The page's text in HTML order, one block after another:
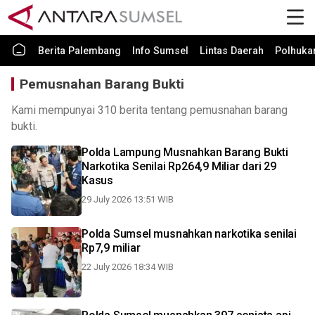
Berita Palembang Info Sumsel Lintas Daerah
Pemusnahan Barang Bukti
Kami mempunyai 310 berita tentang pemusnahan barang
bukti.
Polda Lampung Musnahkan Barang Bukti
Narkotika Senilai Rp264,9 Miliar dari 29
Kasus
29 July 2026 13:51 WIB
Polda Sumsel musnahkan narkotika senilai
Rp7,9 miliar
22 July 2026 18:34 WIB